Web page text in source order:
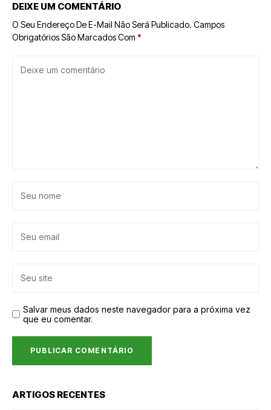
DEIXE UM COMENTÁRIO
O Seu Endereço De E-Mail Não Será Publicado. Campos
Obrigatórios São Marcados Com *
Salvar meus dados neste navegador para a próxima vez
que eu comentar.
ARTIGOS RECENTES